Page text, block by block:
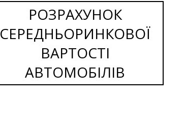
РОЗРАХУНОК
СЕРЕДНЬОРИНКОВОЇ
ВАРТОСТІ
АВТОМОБІЛІВ